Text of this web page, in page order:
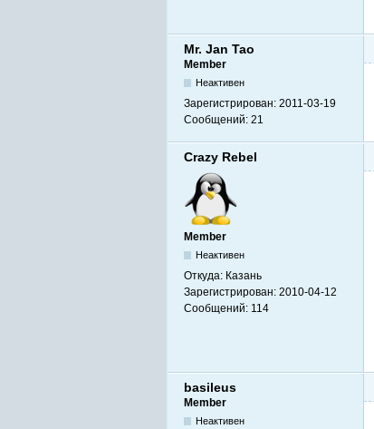
Mr. Jan Tao
Member
Неактивен
Зарегистрирован: 2011-03-19
Сообщений: 21
Crazy Rebel
Member
Неактивен
Откуда: Казань
Зарегистрирован: 2010-04-12
Сообщений: 114
basileus
Member
Неактивен